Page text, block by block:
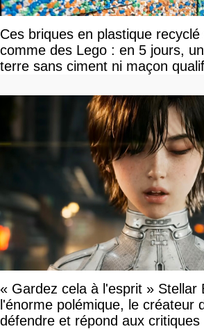
Ces briques en plastique
comme des Lego : en 5 jours,
terre sans ciment ni maçon
« Gardez cela à l'esprit » Stellar
l'énorme polémique, le créateur
défendre et répond aux critiques